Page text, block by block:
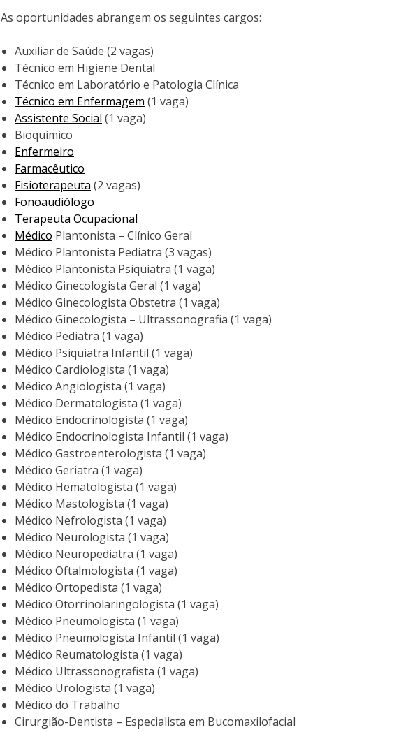
As oportunidades abrangem os seguintes cargos:
Auxiliar de Saúde (2 vagas)
Técnico em Higiene Dental
Técnico em Laboratório e Patologia Clínica
Técnico em Enfermagem (1 vaga)
Assistente Social (1 vaga)
Bioquímico
Enfermeiro
Farmacêutico
Fisioterapeuta (2 vagas)
Fonoaudiólogo
Terapeuta Ocupacional
Médico Plantonista – Clínico Geral
Médico Plantonista Pediatra (3 vagas)
Médico Plantonista Psiquiatra (1 vaga)
Médico Ginecologista Geral (1 vaga)
Médico Ginecologista Obstetra (1 vaga)
Médico Ginecologista – Ultrassonografia (1 vaga)
Médico Pediatra (1 vaga)
Médico Psiquiatra Infantil (1 vaga)
Médico Cardiologista (1 vaga)
Médico Angiologista (1 vaga)
Médico Dermatologista (1 vaga)
Médico Endocrinologista (1 vaga)
Médico Endocrinologista Infantil (1 vaga)
Médico Gastroenterologista (1 vaga)
Médico Geriatra (1 vaga)
Médico Hematologista (1 vaga)
Médico Mastologista (1 vaga)
Médico Nefrologista (1 vaga)
Médico Neurologista (1 vaga)
Médico Neuropediatra (1 vaga)
Médico Oftalmologista (1 vaga)
Médico Ortopedista (1 vaga)
Médico Otorrinolaringologista (1 vaga)
Médico Pneumologista (1 vaga)
Médico Pneumologista Infantil (1 vaga)
Médico Reumatologista (1 vaga)
Médico Ultrassonografista (1 vaga)
Médico Urologista (1 vaga)
Médico do Trabalho
Cirurgião-Dentista – Especialista em Bucomaxilofacial